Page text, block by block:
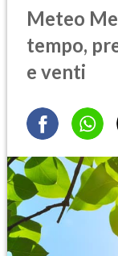
Meteo
tempo,
e venti